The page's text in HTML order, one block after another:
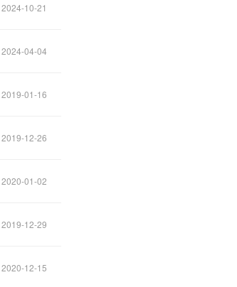
2024-10-21
2024-04-04
2019-01-16
2019-12-26
2020-01-02
2019-12-29
2020-12-15